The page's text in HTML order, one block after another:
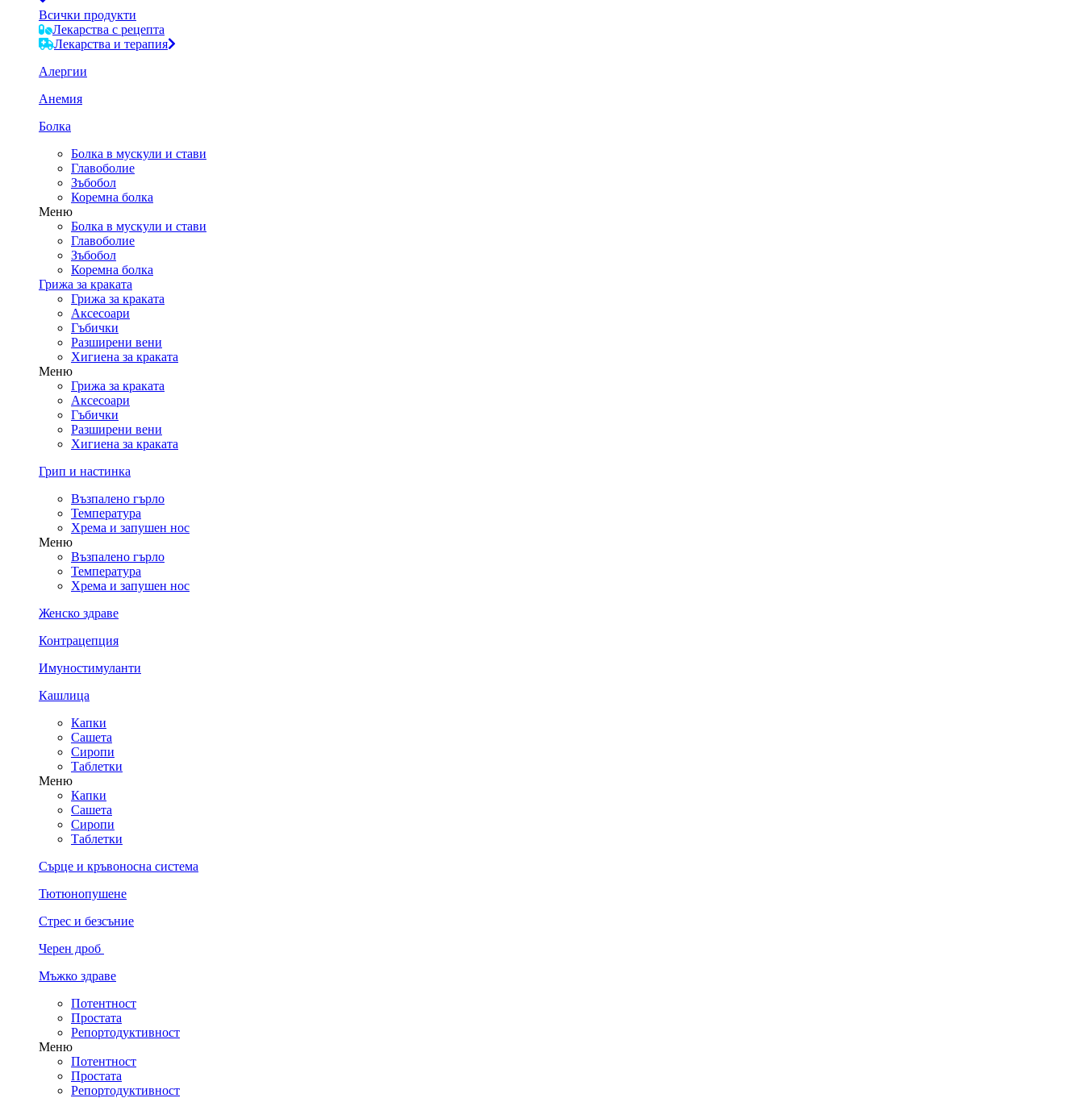
Всички продукти
Лекарства с рецепта
Лекарства и терапия
Алергии
Анемия
Болка
Болка в мускули и стави
Главоболие
Зъбобол
Коремна болка
Меню
Болка в мускули и стави
Главоболие
Зъбобол
Коремна болка
Грижа за краката
Грижа за краката
Аксесоари
Гъбички
Разширени вени
Хигиена за краката
Меню
Грижа за краката
Аксесоари
Гъбички
Разширени вени
Хигиена за краката
Грип и настинка
Възпалено гърло
Температура
Хрема и запушен нос
Меню
Възпалено гърло
Температура
Хрема и запушен нос
Женско здраве
Контрацепция
Имуностимуланти
Кашлица
Капки
Сашета
Сиропи
Таблетки
Меню
Капки
Сашета
Сиропи
Таблетки
Сърце и кръвоносна система
Тютюнопушене
Стрес и безсъние
Черен дроб
Мъжко здраве
Потентност
Простата
Репортодуктивност
Меню
Потентност
Простата
Репортодуктивност